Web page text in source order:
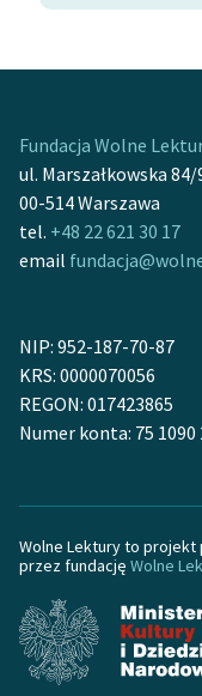
O projekcie
Zasady wykorzystania
Wolnych Lektur
Polityka prywatności
Regulamin biblioteki
sprawozdania
Regulamin darowizn
Informacja o treściach
wrażliwych
Deklaracja
Fundacja Wolne
ul. Marszałkowska 84/
00-514 Warszawa
tel. +48 22 621 30 17
email
NIP: 952-187-70-87
KRS: 0000070056
REGON: 017423865
Numer konta: 75 1090
Wolne Lektury to projekt
przez fundację Wolne